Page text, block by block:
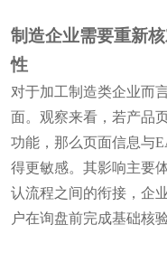
制造企业需要重新
性
对于加工制造类企业而
面。观察来看，若产品
功能，那么页面信息与
得更敏感。其影响主要
认流程之间的衔接，企
户在询盘前完成基础核验